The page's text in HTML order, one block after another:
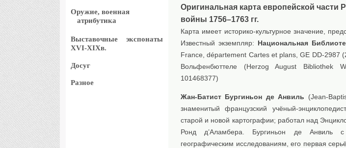
Оружие, военная
атрибутика
Выставочные
экспонаты
XVI-XIXв.
Досуг
Разное
Оригинальная карта европейской части
войны 1756–1763 гг.
Карта имеет историко-культурное значение,
Известный экземпляр: Национальная
France, département Cartes et plans, GE DD-2987
Вольфенбюттеле (Herzog August Bibliothek
101468377)
Жан-Батист Бургиньон де Анвиль (Jean-
знаменитый французский учёный-
старой и новой картографии; работал над
Ронд д’Аламбера. Бургиньон де Анвиль
географическим исследованиям, его первая